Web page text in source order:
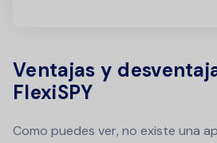
Ventajas y
FlexiSPY
Como puedes ver, no existe una